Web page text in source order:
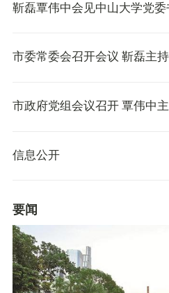
靳磊覃伟中会见中山大学党
市委常委会召开会议 靳磊主持
市政府党组会议召开 覃伟中
信息公开
要闻